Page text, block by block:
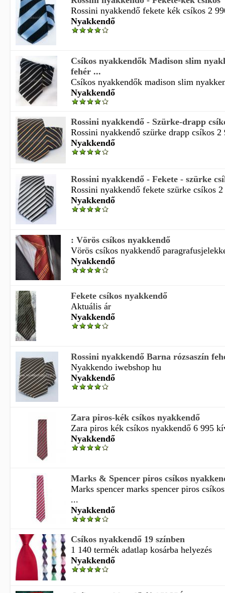
Rossini nyakkendő fekete kék csíkos 2
Nyakkendő
Csíkos nyakkendők Madison slim
fehér ...
Csíkos nyakkendők madison slim
Nyakkendő
Rossini nyakkendő - Szürke-drapp
Rossini nyakkendő szürke drapp csíkos 2
Nyakkendő
Rossini nyakkendő - Fekete - szürke
Rossini nyakkendő fekete szürke csíkos
Nyakkendő
: Vörös csíkos nyakkendő
Vörös csíkos nyakkendő
Nyakkendő
Fekete csíkos nyakkendő
Aktuális ár
Nyakkendő
Rossini nyakkendő Barna rózsaszín
Nyakkendo iwebshop hu
Nyakkendő
Zara piros-kék csíkos nyakkendő
Zara piros kék csíkos nyakkendő 6 995
Nyakkendő
Marks & Spencer piros csíkos
Marks spencer marks spencer piros
...
Nyakkendő
Csíkos nyakkendő 19 színben
1 140 termék adatlap kosárba helyezés
Nyakkendő